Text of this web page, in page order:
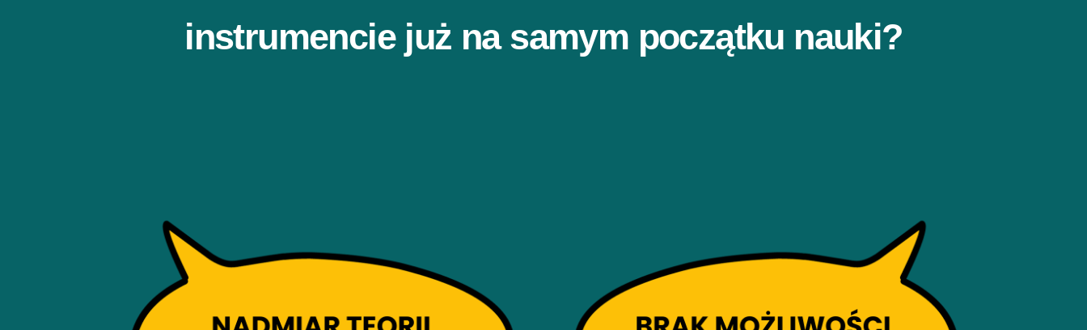
instrumencie już na samym początku nauki?